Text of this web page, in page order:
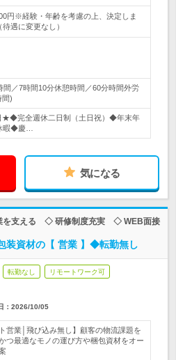
円※経験・年齢を考慮の上、決定しま
遇に変更なし）
間／7時間10分休憩時間／60分時間外労
間)
★◆完全週休二日制（土日祝）◆年末年
暇◆慶…
気になる
を支える ◇ 研修制度充実 ◇ WEB面接
装資材の【 営業 】◆転勤無し
転勤なし リモートワーク可
： 2026/10/05
営業│飛び込み無し】顧客の物流課題を
つ最適なモノの運び方や梱包資材をオー